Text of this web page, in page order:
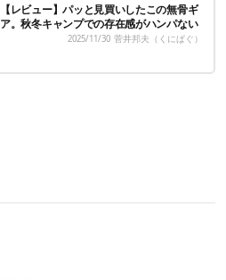
【レビュー】パッと見買いしたこの無骨ギ
ア。秋冬キャンプでの存在感がハンパない
2025/11/30 菅井邦夫（くにぱぐ）